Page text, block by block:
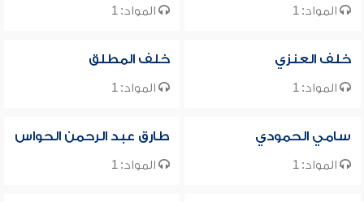
المواد: 1 المواد: 1
خلف العنزي
المواد: 1
خلف المطلق
المواد: 1
سامي الحمودي
المواد: 1
طارق عبد الرحمن الحواس
المواد: 1